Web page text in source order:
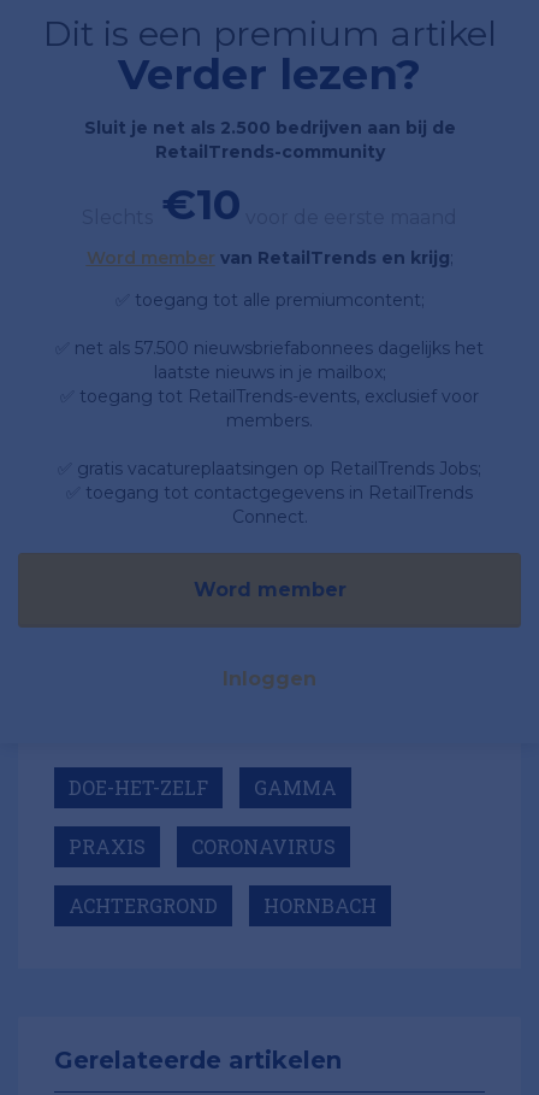
Dit is een premium artikel
Verder lezen?
Sluit je net als 2.500 bedrijven aan bij de
RetailTrends-community
€10
Word member van RetailTrends en krijg;
✅ toegang tot alle premiumcontent;
✅ net als 57.500 nieuwsbriefabonnees dagelijks het
laatste nieuws in je mailbox;
✅ toegang tot RetailTrends-events, exclusief voor
members.
✅ gratis vacatureplaatsingen op RetailTrends Jobs;
✅ toegang tot contactgegevens in RetailTrends
Connect.
Word member
Inloggen
DOE-HET-ZELF GAMMA
PRAXIS CORONAVIRUS
ACHTERGROND HORNBACH
Gerelateerde artikelen